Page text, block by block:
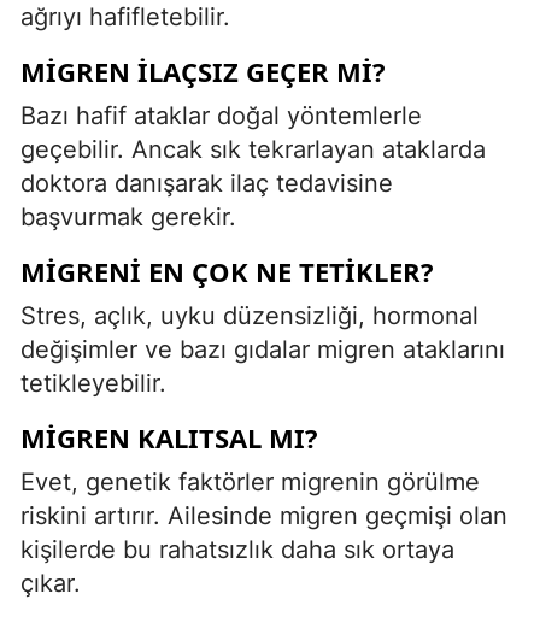
ağrıyı hafifletebilir.
MIGREN ILAÇSIZ GEÇER MI?
Bazı hafif ataklar doğal yöntemlerle
geçebilir. Ancak sık tekrarlayan ataklarda
doktora danışarak ilaç tedavisine
başvurmak gerekir.
MIGRENI EN ÇOK NE TETIKLER?
Stres, açlık, uyku düzensizliği, hormonal
değişimler ve bazı gıdalar migren ataklarını
tetikleyebilir.
MIGREN KALITSAL MI?
Evet, genetik faktörler migrenin görülme
riskini artırır. Ailesinde migren geçmişi olan
kişilerde bu rahatsızlık daha sık ortaya
çıkar.